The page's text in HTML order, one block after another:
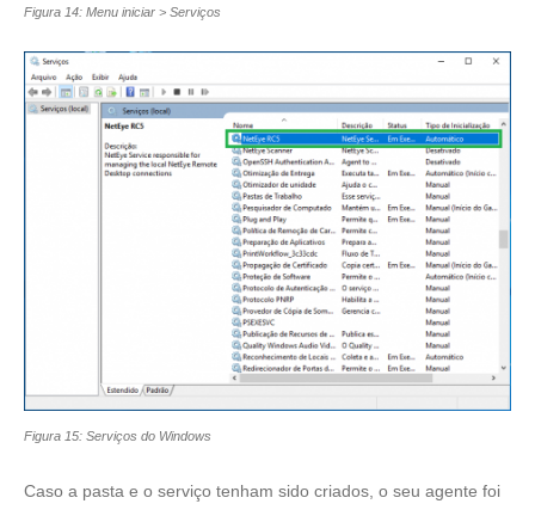
Figura 14: Menu iniciar > Serviços
Figura 15: Serviços do Windows
Caso a pasta e o serviço tenham sido criados, o seu agente foi